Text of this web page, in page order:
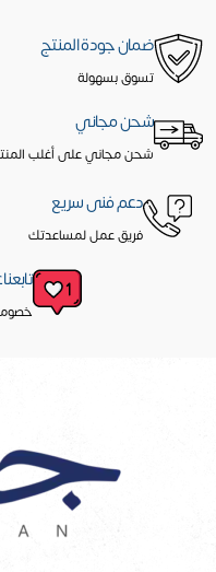
ضمان جودة المنتج
تسوق بسهولة
شحن مجاني
شحن مجاني على أغلب
دعم فنى سريع
فريق عمل لمساعدتك